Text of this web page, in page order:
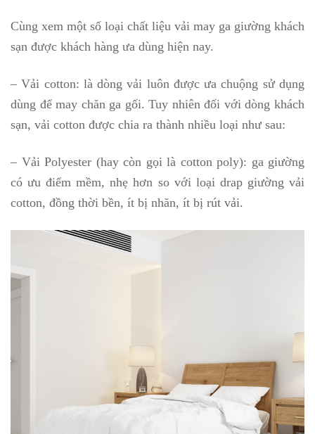
Cùng xem một số loại chất liệu vải may ga giường khách
sạn được khách hàng ưa dùng hiện nay.
– Vải cotton: là dòng vải luôn được ưa chuộng sử dụng
dùng để may chăn ga gối. Tuy nhiên đối với dòng khách
sạn, vải cotton được chia ra thành nhiều loại như sau:
– Vải Polyester (hay còn gọi là cotton poly): ga giường
có ưu điểm mềm, nhẹ hơn so với loại drap giường vải
cotton, đồng thời bền, ít bị nhăn, ít bị rút vải.